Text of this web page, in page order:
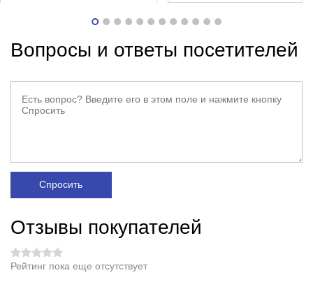
Вопросы и ответы посетителей
Спросить
Отзывы покупателей
Рейтинг пока еще отсутствует